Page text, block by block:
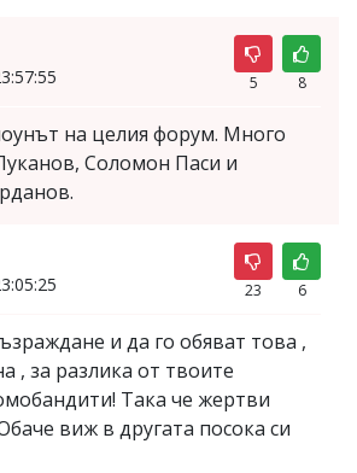
5 8
на целия форум. Много
Соломон Паси и
23 6
и да го обяват това ,
, за разлика от твоите
Така че жертви
виж в другата посока си